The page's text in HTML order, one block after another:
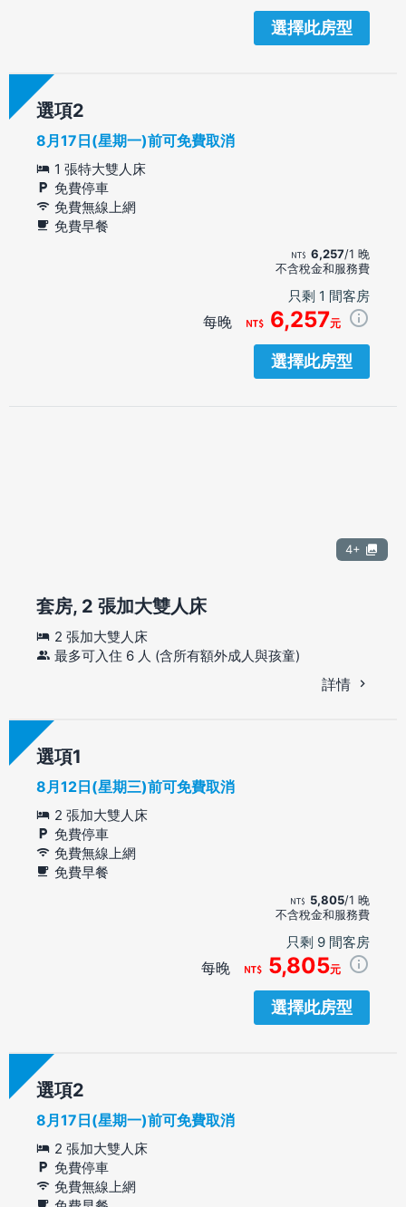
選擇此房型
選項
8月17日(星期一)前可免費取消
1 張特大雙人床
免費停車
免費無線上網
免費早餐
6,257/1 晚
不含稅金和服務費
只剩 1 間客房
每晚 6,257元
選擇此房型
4+
套房, 2 張加大雙人床
2 張加大雙人床
最多可入住 6 人 (含所有額外成人與孩童)
詳情
選項
8月12日(星期三)前可免費取消
2 張加大雙人床
免費停車
免費無線上網
免費早餐
5,805/1 晚
不含稅金和服務費
只剩 9 間客房
每晚 5,805元
選擇此房型
選項
8月17日(星期一)前可免費取消
2 張加大雙人床
免費停車
免費無線上網